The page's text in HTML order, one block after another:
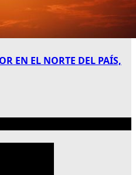
EN EL NORTE DEL PAÍS,